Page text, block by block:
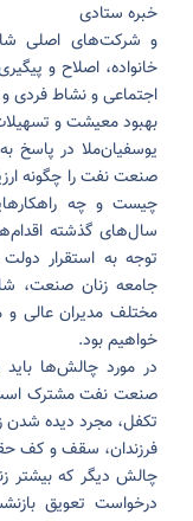
خبره ستادی
و شرکت‌های اصلی
خانواده، اصلاح و
اجتماعی و نشاط فردی
بهبود معیشت و
یوسفیان‌ملا در پاسخ
صنعت نفت را چگونه
چیست و چه
سال‌های گذشته
توجه به استقرار
جامعه زنان صنعت،
مختلف مدیران عالی و
خواهیم بود.
در مورد چالش‌ها
صنعت نفت مشترک
تکفل، مجرد دیده شدن
فرزندان، سقف و کف
چالش دیگر که بیشتر
درخواست تعویق